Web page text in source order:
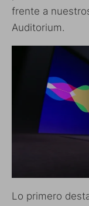
frente a
Auditorium.
Lo primero